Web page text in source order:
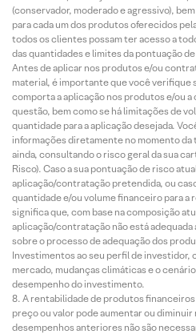
(conservador, moderado e agressivo),
para cada um dos produtos oferecidos
todos os clientes possam ter acesso a
das quantidades e limites da pontuação
Antes de aplicar nos produtos e/ou
material, é importante que você verifique
comporta a aplicação nos produtos e/ou
questão, bem como se há limitações de
quantidade para a aplicação desejada.
informações diretamente no momento da
ainda, consultando o risco geral da sua
Risco). Caso a sua pontuação de risco
aplicação/contratação pretendida, ou
quantidade e/ou volume financeiro para
significa que, com base na composição
aplicação/contratação não está adequada
sobre o processo de adequação dos
Investimentos ao seu perfil de investidor,
mercado, mudanças climáticas e o
desempenho do investimento.
A rentabilidade de produtos
preço ou valor pode aumentar ou
desempenhos anteriores não são